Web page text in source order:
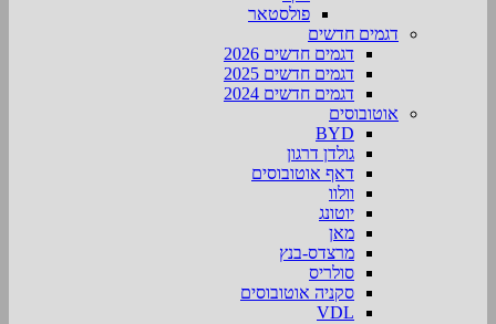
פולסטאר
דגמים חדשים
דגמים חדשים 2026
דגמים חדשים 2025
דגמים חדשים 2024
אוטובוסים
BYD
גולדן דרגון
דאף אוטובוסים
וולוו
יוטונג
מאן
מרצדס-בנץ
סולריס
סקניה אוטובוסים
VDL